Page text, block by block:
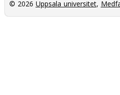
© 2026 Uppsala universitet,